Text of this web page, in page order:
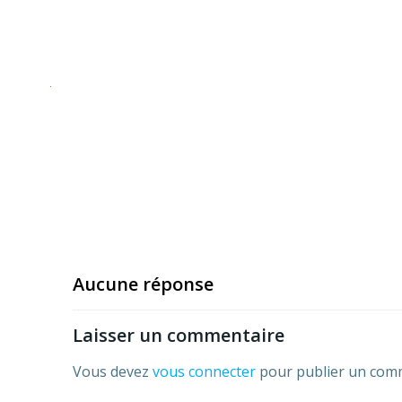
Aucune réponse
Laisser un commentaire
Vous devez vous connecter pour publier un